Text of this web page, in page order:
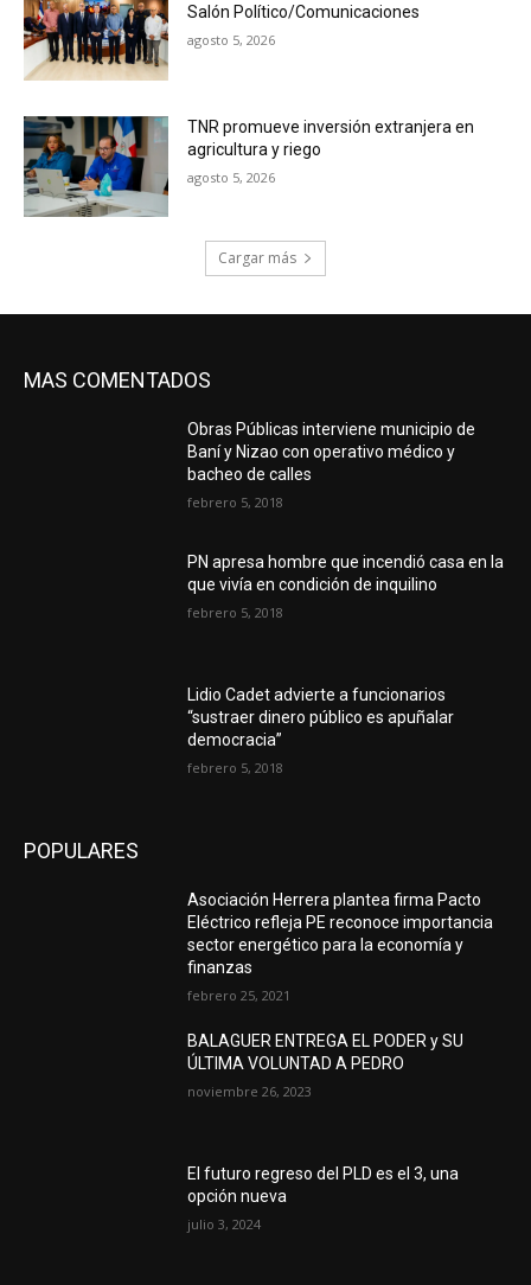
Salón Político/Comunicaciones
agosto 5, 2026
TNR promueve inversión extranjera en
agricultura y riego
agosto 5, 2026
Cargar más
MAS COMENTADOS
Obras Públicas interviene municipio de
Baní y Nizao con operativo médico y
bacheo de calles
febrero 5, 2018
PN apresa hombre que incendió casa en la
que vivía en condición de inquilino
febrero 5, 2018
Lidio Cadet advierte a funcionarios
“sustraer dinero público es apuñalar
democracia”
febrero 5, 2018
POPULARES
Asociación Herrera plantea firma Pacto
Eléctrico refleja PE reconoce importancia
sector energético para la economía y
finanzas
febrero 25, 2021
BALAGUER ENTREGA EL PODER y SU
ÚLTIMA VOLUNTAD A PEDRO
noviembre 26, 2023
El futuro regreso del PLD es el 3, una
opción nueva
julio 3, 2024